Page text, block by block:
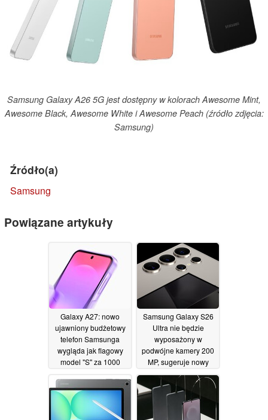
Samsung Galaxy A26 5G jest dostępny w kolorach Awesome Mint,
Awesome Black, Awesome White i Awesome Peach (źródło zdjęcia:
Samsung)
Źródło(a)
Samsung
Powiązane artykuły
Galaxy A27: nowo
ujawniony budżetowy
telefon Samsunga
wygląda jak flagowy
model "S" za 1000
Samsung Galaxy S26
Ultra nie będzie
wyposażony w
podwójne kamery 200
MP, sugeruje nowy
przeciek29/03/2025